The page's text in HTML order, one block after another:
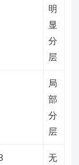
明
显
分
层
局
部
分
层
无